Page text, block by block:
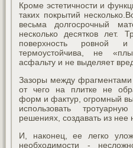
Кроме эстетичности и
таких покрытий
весьма долгосрочный
несколько десятков лет.
поверхность ровной
термоустойчива, не
асфальту и не выделяет
Зазоры между фрагментами
от чего на плитке не
форм и фактур, огромный
использовать
решениях, создавать из
И, наконец, ее легко
необходимости -